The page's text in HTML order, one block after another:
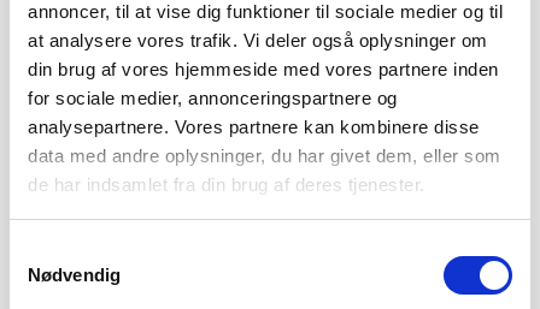
annoncer, til at vise dig funktioner til sociale medier og til
at analysere vores trafik. Vi deler også oplysninger om
din brug af vores hjemmeside med vores partnere inden
for sociale medier, annonceringspartnere og
analysepartnere. Vores partnere kan kombinere disse
data med andre oplysninger, du har givet dem, eller som
de har indsamlet fra din brug af deres tjenester.
Nødvendig
SØNDERJYSKE FODBOLD HENTER ISLANDSK
LANDSHOLDSSPILLER TIL MIDTERFORSVARET
tilgangen af den islandske landsholdsspiller Brynjar Ingi
Bjarnason,